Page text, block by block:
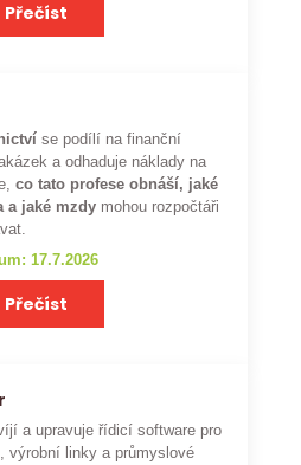
Přečíst
se podílí na finanční
a odhaduje náklady na
co tato profese obnáší, jaké
a jaké mzdy mohou rozpočtáři
17.7.2026
Přečíst
a upravuje řídicí software pro
výrobní linky a průmyslové